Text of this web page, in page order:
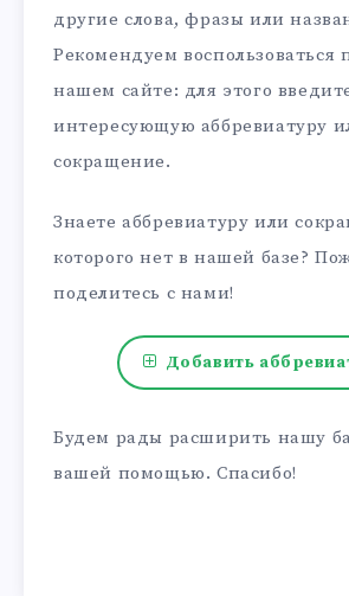
другие слова, фразы или
Рекомендуем воспользоваться
нашем сайте: для этого
интересующую аббревиатуру
сокращение.
Знаете аббревиатуру или
которого нет в нашей базе?
поделитесь с нами!
Добавить
Будем рады расширить нашу
вашей помощью. Спасибо!